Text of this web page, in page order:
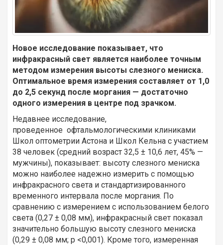
Новое исследование показывает, что
инфракрасный свет является наиболее точным
методом измерения высоты слезного мениска.
Оптимальное время измерения составляет от 1,0
до 2,5 секунд после моргания — достаточно
одного измерения в центре под зрачком.
Недавнее исследование,
проведенное офтальмологическими клиниками
Школ оптометрии Астона и Школ Кельна с участием
38 человек (средний возраст 32,5 ± 10,6 лет, 45% —
мужчины), показывает: высоту слезного мениска
можно наиболее надежно измерить с помощью
инфракрасного света и стандартизированного
временного интервала после моргания. По
сравнению с измерением с использованием белого
света (0,27 ± 0,08 мм), инфракрасный свет показал
значительно большую высоту слезного мениска
(0,29 ± 0,08 мм; p <0,001). Кроме того, измеренная